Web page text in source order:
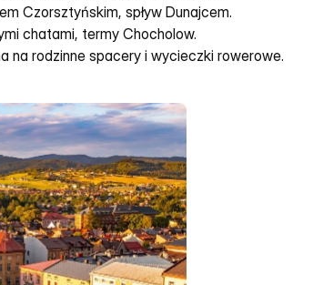
Czorsztyńskim, spływ Dunajcem.
chatami, termy Chocholow.
na rodzinne spacery i wycieczki rowerowe.